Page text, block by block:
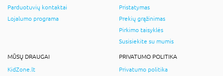
Parduotuvių kontaktai
Lojalumo programa
Pristatymas
Prekių grąžinimas
Pirkimo taisyklės
Susisiekite su mumis
MŪSŲ DRAUGAI
KidZone.lt
PRIVATUMO POLITIKA
Privatumo politika